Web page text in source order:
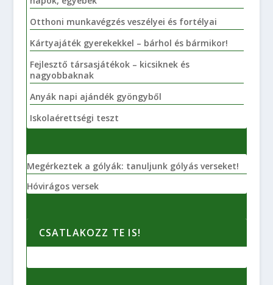
Otthoni munkavégzés veszélyei és fortélyai
Kártyajáték gyerekekkel – bárhol és bármikor!
Fejlesztő társasjátékok – kicsiknek és
nagyobbaknak
Anyák napi ajándék gyöngyből
Iskolaérettségi teszt
Megérkeztek a gólyák: tanuljunk gólyás verseket!
Hóvirágos versek
CSATLAKOZZ TE IS!